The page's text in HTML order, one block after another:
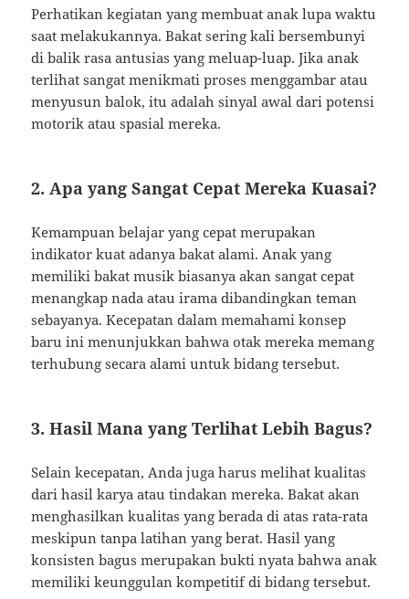
Perhatikan kegiatan yang membuat anak lupa waktu
saat melakukannya. Bakat sering kali bersembunyi
di balik rasa antusias yang meluap-luap. Jika anak
terlihat sangat menikmati proses menggambar atau
menyusun balok, itu adalah sinyal awal dari potensi
motorik atau spasial mereka.
2. Apa yang Sangat Cepat Mereka Kuasai?
Kemampuan belajar yang cepat merupakan
indikator kuat adanya bakat alami. Anak yang
memiliki bakat musik biasanya akan sangat cepat
menangkap nada atau irama dibandingkan teman
sebayanya. Kecepatan dalam memahami konsep
baru ini menunjukkan bahwa otak mereka memang
terhubung secara alami untuk bidang tersebut.
3. Hasil Mana yang Terlihat Lebih Bagus?
Selain kecepatan, Anda juga harus melihat kualitas
dari hasil karya atau tindakan mereka. Bakat akan
menghasilkan kualitas yang berada di atas rata-rata
meskipun tanpa latihan yang berat. Hasil yang
konsisten bagus merupakan bukti nyata bahwa anak
memiliki keunggulan kompetitif di bidang tersebut.